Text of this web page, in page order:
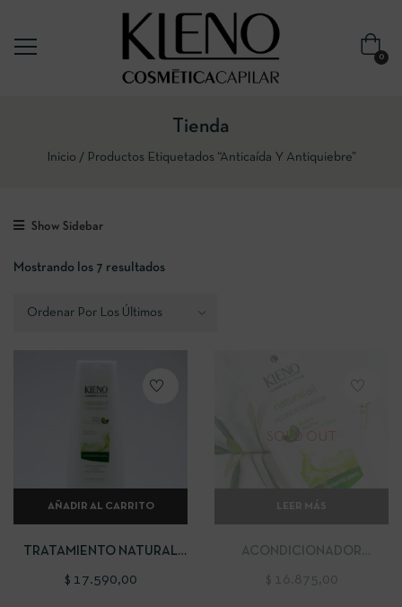
0
Tienda
Inicio Productos Etiquetados “Anticaída Y Antiquiebre”
Show Sidebar
Mostrando los 7 resultados
AÑADIR AL CARRITO
TRATAMIENTO NATURAL
$ 17.590,00
SOLD OUT
LEER MÁS
ACONDICIONADOR
$ 16.875,00